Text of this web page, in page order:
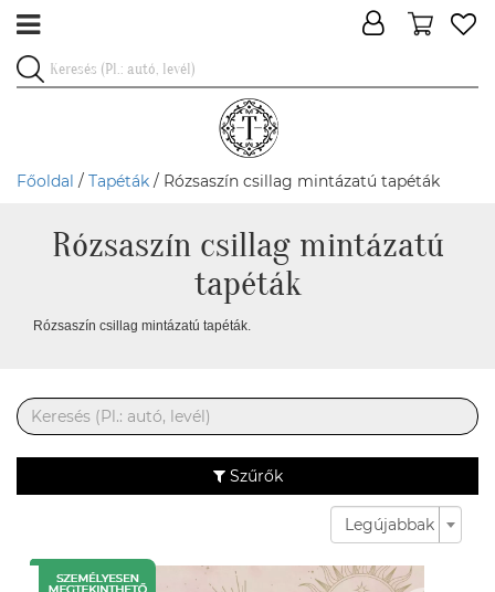
Főoldal / Tapéták / Rózsaszín csillag mintázatú tapéták
Rózsaszín csillag mintázatú
tapéták
Rózsaszín csillag mintázatú tapéták.
Szűrők
Legújabbak